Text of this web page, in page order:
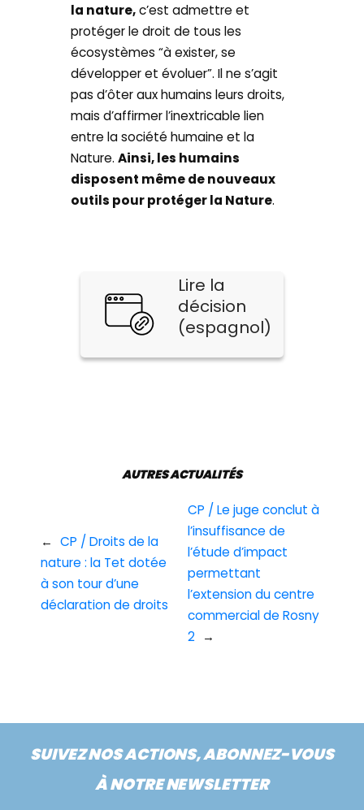
la nature,c’est admettre et
protéger le droit de tous les
écosystèmes “à exister, se
développer et évoluer”. Il ne s’agit
pas d’ôter aux humains leurs droits,
mais d’affirmer l’inextricable lien
entre la société humaine et la
Nature.Ainsi, les humains
disposent même de nouveaux
outils pour protéger la Nature.
Lire la
décision
(espagnol)
← CP / Droits de la
nature : la Tet dotée
à son tour d’une
déclaration de droits
AUTRES ACTUALITÉS
CP / Le juge conclut à
l’insuffisance de
l’étude d’impact
permettant
l’extension du centre
commercial de Rosny
2 →
SUIVEZ NOS ACTIONS, ABONNEZ-VOUS
À NOTRE NEWSLETTER